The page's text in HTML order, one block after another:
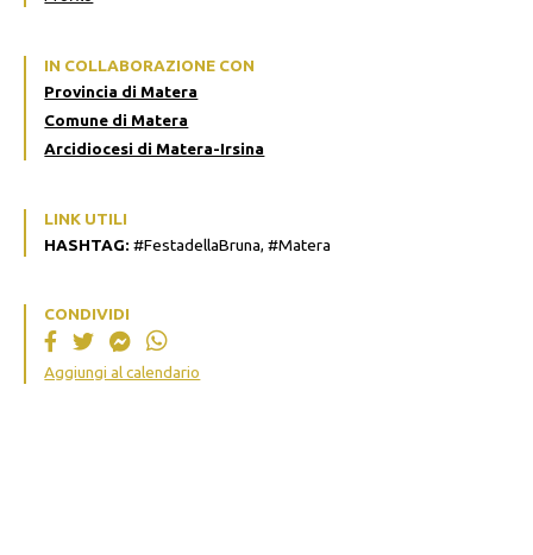
IN COLLABORAZIONE CON
Provincia di Matera
Comune di Matera
Arcidiocesi di Matera-Irsina
LINK UTILI
HASHTAG: #FestadellaBruna, #Matera
CONDIVIDI
Aggiungi al calendario